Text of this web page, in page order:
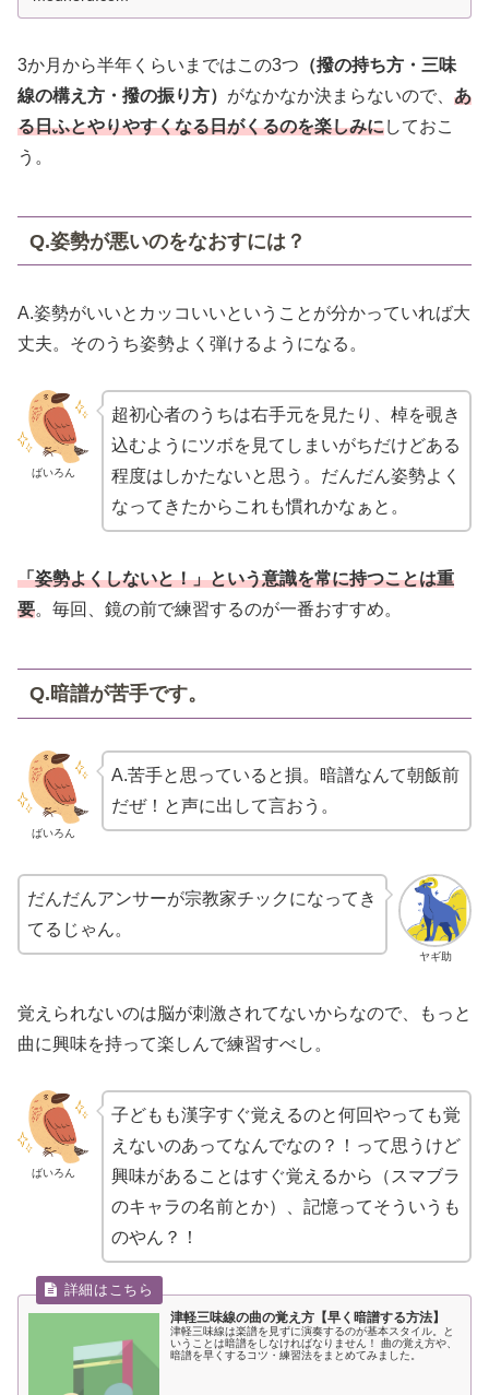
3か月から半年くらいまではこの3つ （撥の持ち方・三味
線の構え方・撥の振り方） がなかなか決まらないので、 あ
る日ふとやりやすくなる日がくるのを楽しみにしておこ
う。
Q.姿勢が悪いのをなおすには？
A.姿勢がいいとカッコいいということが分かっていれば大
丈夫。そのうち姿勢よく弾けるようになる。
ばいろん
超初心者のうちは右手元を見たり、棹を覗き
込むようにツボを見てしまいがちだけどある
程度はしかたないと思う。だんだん姿勢よく
なってきたからこれも慣れかなぁと。
「姿勢よくしないと！」という意識を常に持つことは重
要。毎回、鏡の前で練習するのが一番おすすめ。
Q.暗譜が苦手です。
ばいろん
A.苦手と思っていると損。暗譜なんて朝飯前
だぜ！と声に出して言おう。
ヤギ助
だんだんアンサーが宗教家チックになってき
てるじゃん。
覚えられないのは脳が刺激されてないからなので、もっと
曲に興味を持って楽しんで練習すべし。
ばいろん
子どもも漢字すぐ覚えるのと何回やっても覚
えないのあってなんでなの？！って思うけど
興味があることはすぐ覚えるから（スマブラ
のキャラの名前とか）、記憶ってそういうも
のやん？！
津軽三味線の曲の覚え方【早く暗譜する方法】
津軽三味線は楽譜を見ずに演奏するのが基本スタイル。と
いうことは暗譜をしなければなりません！ 曲の覚え方や、
暗譜を早くするコツ・練習法をまとめてみました。